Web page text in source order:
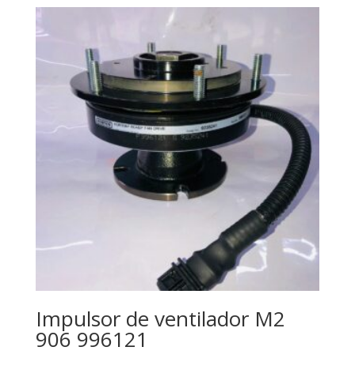
Impulsor de ventilador M2
906 996121